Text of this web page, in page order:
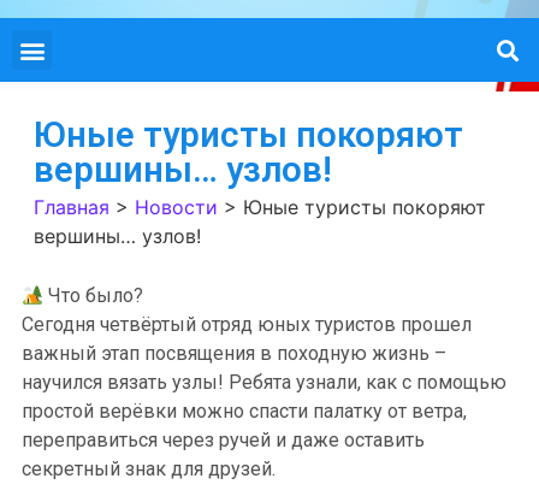
Юные туристы покоряют
вершины… узлов!
Главная > Новости > Юные туристы покоряют
вершины… узлов!
Что было?
Сегодня четвёртый отряд юных туристов прошел
важный этап посвящения в походную жизнь –
научился вязать узлы! Ребята узнали, как с помощью
простой верёвки можно спасти палатку от ветра,
переправиться через ручей и даже оставить
секретный знак для друзей.